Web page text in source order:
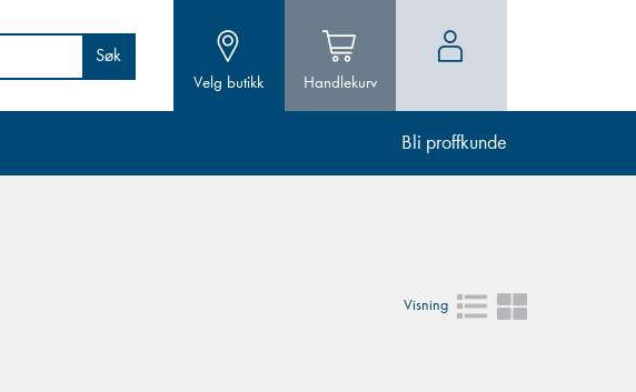
Søk
Velg butikk Handlekurv
Bli proffkunde
Visning